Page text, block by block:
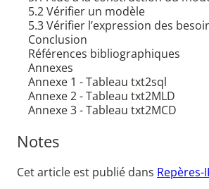
5.2 Vérifier un modèle
5.3 Vérifier l’expression des
Conclusion
Références bibliographiques
Annexes
Annexe 1 - Tableau txt2sql
Annexe 2 - Tableau txt2MLD
Annexe 3 - Tableau txt2MCD
Notes
Cet article est publié dans Repères-